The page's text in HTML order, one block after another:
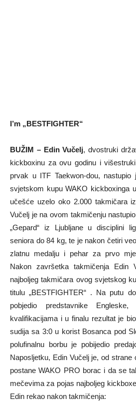
I’m „BESTFIGHTER“
BUŽIM – Edin Vučelj, dvostruki
kickboxinu za ovu godinu i
prvak u ITF Taekwon-dou, nastupio
svjetskom kupu WAKO kickboxinga
učešće uzelo oko 2.000 takmičara
Vučelj je na ovom takmičenju
„Gepard“ iz Ljubljane u disciplini
seniora do 84 kg, te je nakon četiri
zlatnu medalju i pehar za prvo
Nakon završetka takmičenja Edin
najboljeg takmičara ovog svjetskog
titulu „BESTFIGHTER“ . Na putu
pobjedio predstavnike
kvalifikacijama i u finalu rezultat je
sudija sa 3:0 u korist Bosanca pod
polufinalnu borbu je pobijedio
Naposljetku, Edin Vučelj je, od strane
postane WAKO PRO borac i da se
mečevima za pojas najboljeg
Edin rekao nakon takmičenja: